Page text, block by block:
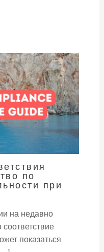
по
при
на недавно
показаться